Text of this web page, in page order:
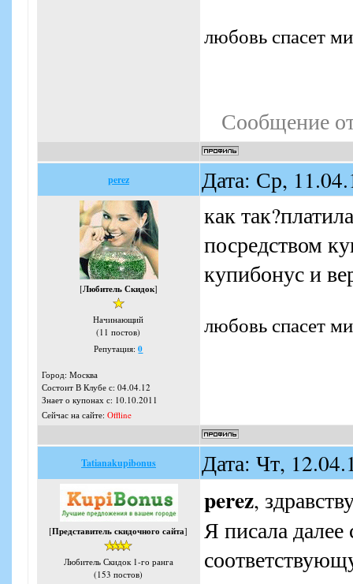
любовь спасет
Сообщение
perez Дата: Ср,
[Любитель Скидок]
Начинающий
(11 постов)
Репутация:0
Город: Москва
Состоит В Клубе с: 04.04.12
Знает о купонах с: 10.10.2011
Сейчас на сайте: Offline
как
посредством
купибонус и
любовь спасет
Tatianakupibonus Дата: Чт,
[Представитель скидочного сайта]
Любитель Скидок 1-го ранга
(153 постов)
perez,
Я писала